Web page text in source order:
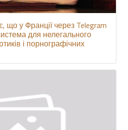
що у Франції через Telegram
для нелегального
і порнографічних